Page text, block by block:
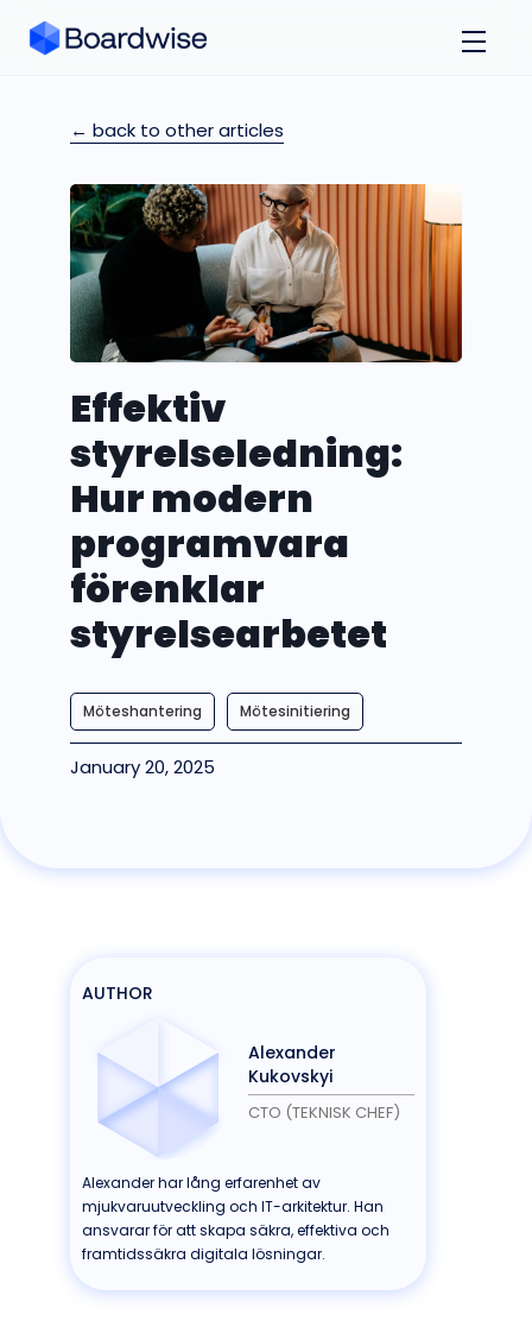
← back to other articles
Effektiv
styrelseledning:
Hur modern
programvara
förenklar
styrelsearbetet
Möteshantering Mötesinitiering
January 20, 2025
AUTHOR
Alexander
Kukovskyi
CTO (TEKNISK CHEF)
Alexander har lång erfarenhet av
mjukvaruutveckling och IT-arkitektur. Han
ansvarar för att skapa säkra, effektiva och
framtidssäkra digitala lösningar.